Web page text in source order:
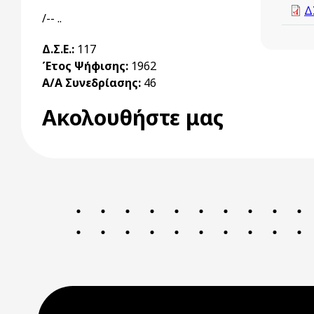
/-- ..
Δ.Σ.Ε.: 117
Έτος Ψήφισης: 1962
Α/Α Συνεδρίασης: 46
Ακολουθήστε μας